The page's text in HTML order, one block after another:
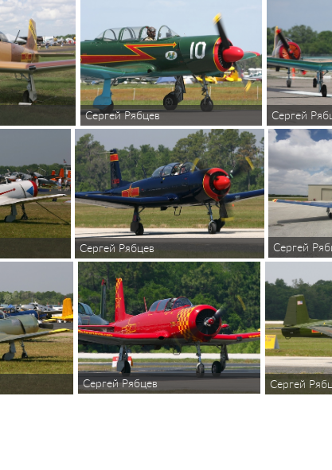
Сергей Рябцев Сергей
Сергей Рябцев Сергей
Сергей Рябцев Сергей